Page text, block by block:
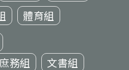
體育組
庶務組 文書組